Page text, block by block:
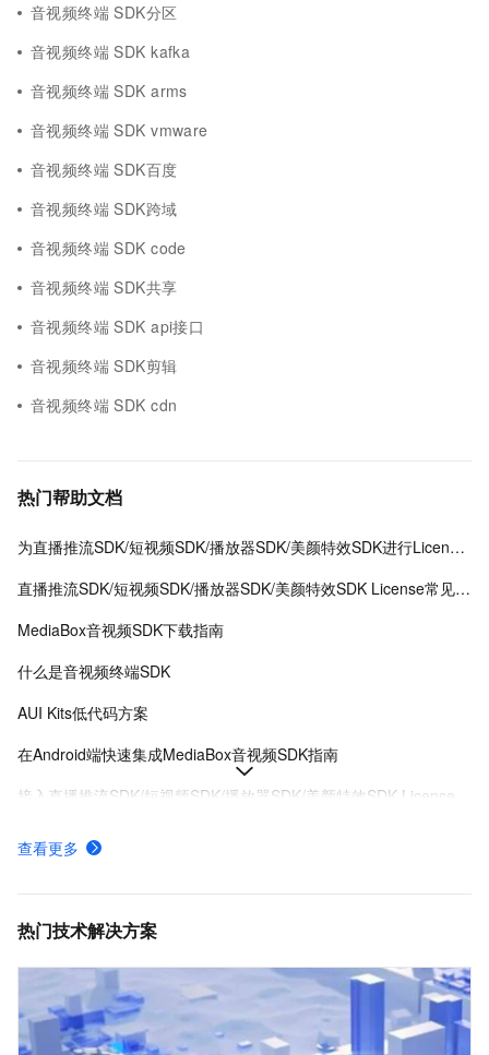
音视频终端 SDK分区
音视频终端 SDK kafka
音视频终端 SDK arms
音视频终端 SDK vmware
音视频终端 SDK百度
音视频终端 SDK跨域
音视频终端 SDK code
音视频终端 SDK共享
音视频终端 SDK api接口
音视频终端 SDK剪辑
音视频终端 SDK cdn
热门帮助文档
为直播推流SDK/短视频SDK/播放器SDK/美颜特效SDK进行License授权
直播推流SDK/短视频SDK/播放器SDK/美颜特效SDK License常见问题
MediaBox音视频SDK下载指南
什么是音视频终端SDK
AUI Kits低代码方案
在Android端快速集成MediaBox音视频SDK指南
接入直播推流SDK/短视频SDK/播放器SDK/美颜特效SDK License
MediaBox音视频SDK Demo体验
MediaBox音视频SDK计费项说明及购买方式
查看更多
热门技术解决方案